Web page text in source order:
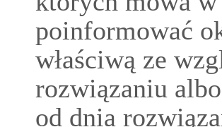
poinformować
właściwą ze
rozwiązaniu
od dnia